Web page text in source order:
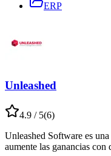
ERP
Unleashed
4.9 / 5(6)
Unleashed Software es
aumente las ganancias con